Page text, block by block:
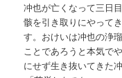
冲也が亡くなって三日
骸を引き取りにやって
す。おけいは冲也の浄
ことであろうと本気で
にせず生き抜いてきた